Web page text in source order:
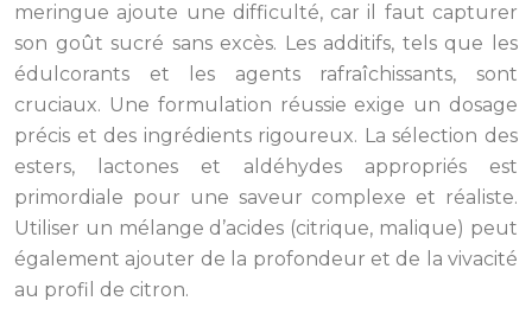
meringue ajoute une difficulté, car il faut capturer
son goût sucré sans excès. Les additifs, tels que les
édulcorants et les agents rafraîchissants, sont
cruciaux. Une formulation réussie exige un dosage
précis et des ingrédients rigoureux. La sélection des
esters, lactones et aldéhydes appropriés est
primordiale pour une saveur complexe et réaliste.
Utiliser un mélange d’acides (citrique, malique) peut
également ajouter de la profondeur et de la vivacité
au profil de citron.